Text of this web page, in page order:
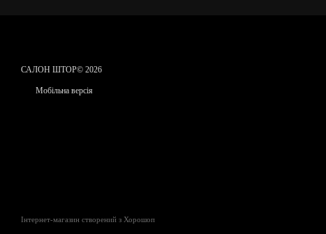
САЛОН ШТОР© 2026
Мобільна версія
Інтернет-магазин створений з Хорошоп